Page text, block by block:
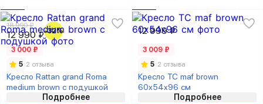
18 990 ₽
12 990 ₽-32%
3 000 ₽
5 2 отзыва
Кресло Rattan grand Roma
medium brown с подушкой
Подробнее
12 999 ₽
3 009 ₽
5 2 отзыва
Кресло TC maf brown
60х54х96 см
Подробнее